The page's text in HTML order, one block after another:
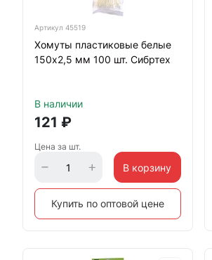
Артикул 45519
Хомуты пластиковые белые
150х2,5 мм 100 шт. Сибртех
В наличии
121 ₽
Цена за шт.
В корзину
Купить по оптовой цене